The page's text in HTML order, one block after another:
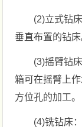
(2)立式钻
垂直布置的钻床
(3)摇臂钻
箱可在摇臂上
方位孔的加工。
(4)铣钻床